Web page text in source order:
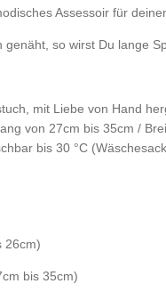
Assessoir für
genäht, so wirst Du lange
mit Liebe von Hand
von 27cm bis 35cm /
bis 30 °C
26cm)
bis 35cm)